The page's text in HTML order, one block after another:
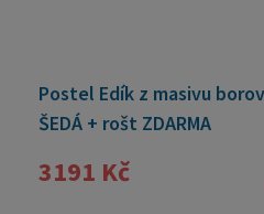
Postel Edík z masivu
ŠEDÁ + rošt ZDARMA
3191 Kč